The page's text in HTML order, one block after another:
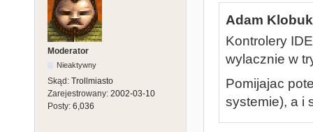
Moderator
Nieaktywny
Skąd: Trollmiasto
Zarejestrowany: 2002-03-10
Posty: 6,036
Adam
Kontrolery
wylacznie w
Pomijajac
systemie), a i